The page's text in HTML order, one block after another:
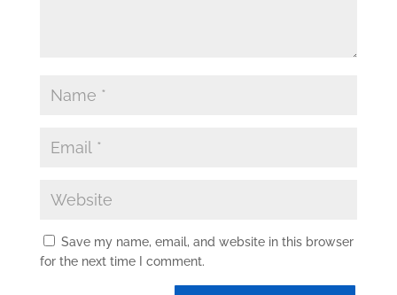
Save my name, email, and website in this browser
for the next time I comment.